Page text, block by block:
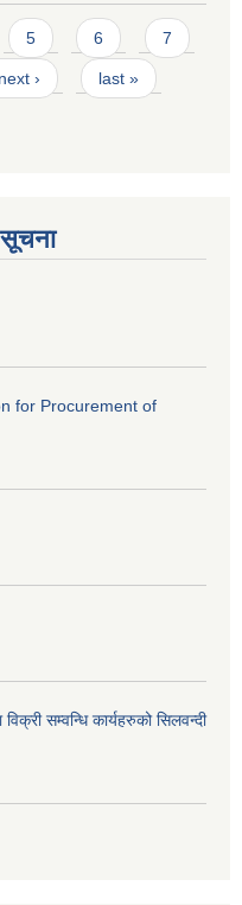
5 6 7
next › last »
for Procurement of
सम्वन्धि कार्यहरुको सिलवन्दी